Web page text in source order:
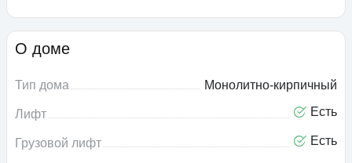
О доме
Тип дома Монолитно-кирпичный
Лифт Есть
Грузовой лифт Есть